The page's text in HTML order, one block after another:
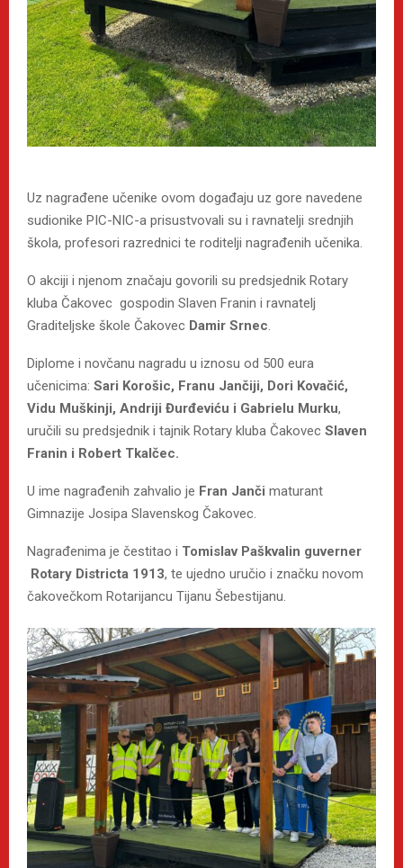
Uz nagrađene učenike ovom događaju uz gore navedene
sudionike PIC-NIC-a prisustvovali su i ravnatelji srednjih
škola, profesori razrednici te roditelji nagrađenih učenika.
O akciji i njenom značaju govorili su predsjednik Rotary
kluba Čakovec gospodin Slaven Franin i ravnatelj
Graditeljske škole Čakovec Damir Srnec.
Diplome i novčanu nagradu u iznosu od 500 eura
učenicima: Sari Korošic, Franu Jančiji, Dori Kovačić,
Vidu Muškinji, Andriji Đurđeviću i Gabrielu Murku,
uručili su predsjednik i tajnik Rotary kluba Čakovec Slaven
Franin i Robert Tkalčec.
U ime nagrađenih zahvalio je Fran Janči maturant
Gimnazije Josipa Slavenskog Čakovec.
Nagrađenima je čestitao i Tomislav Paškvalin guverner
Rotary Districta 1913, te ujedno uručio i značku novom
čakovečkom Rotarijancu Tijanu Šebestijanu.